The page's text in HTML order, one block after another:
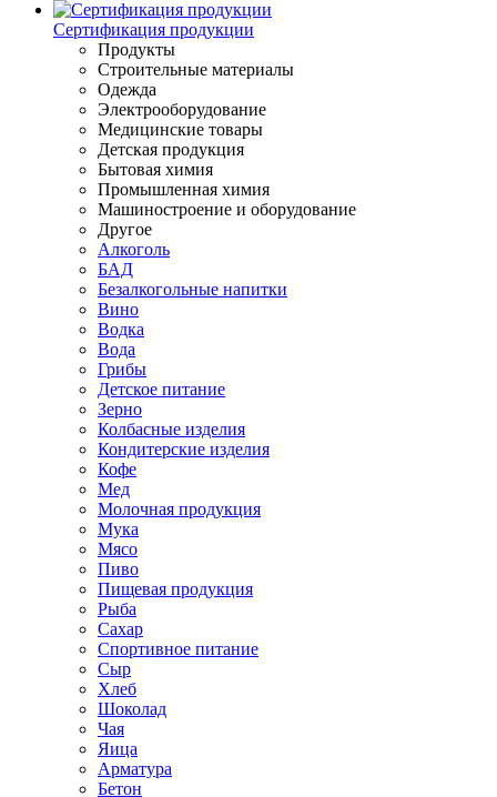
Сертификация продукции
Продукты
Строительные материалы
Одежда
Электрооборудование
Медицинские товары
Детская продукция
Бытовая химия
Промышленная химия
Машиностроение и оборудование
Другое
Алкоголь
БАД
Безалкогольные напитки
Вино
Водка
Вода
Грибы
Детское питание
Зерно
Колбасные изделия
Кондитерские изделия
Кофе
Мед
Молочная продукция
Мука
Мясо
Пиво
Пищевая продукция
Рыба
Сахар
Спортивное питание
Сыр
Хлеб
Шоколад
Чая
Яица
Арматура
Бетон